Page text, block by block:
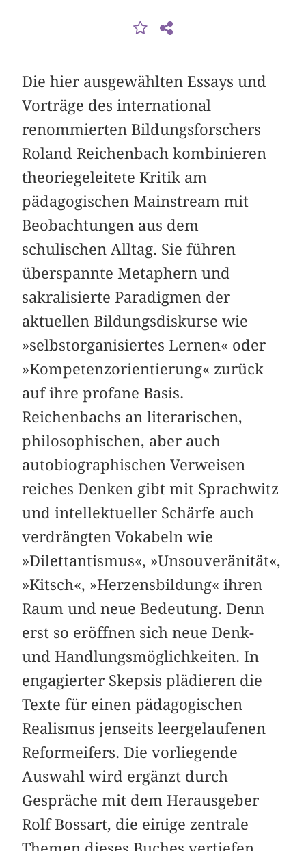
Die hier ausgewählten Essays und
Vorträge des international
renommierten Bildungs­forschers
Roland Reichenbach kombinieren
theoriegeleitete Kritik am
pädagogischen Mainstream mit
Beobachtungen aus dem
schulischen Alltag. Sie führen
überspannte Metaphern und
sakralisierte Paradigmen der
aktuellen Bildungsdiskurse wie
»selbst­organisiertes Lernen« oder
»Kompetenzorientierung« zurück
auf ihre profane Basis.
Reichenbachs an literarischen,
philosophischen, aber auch
autobiographischen Ver­weisen
reiches Denken gibt mit Sprachwitz
und intellektueller Schärfe auch
verdrängten Vokabeln wie
»Dilettantismus«, »Unsouveränität«,
»Kitsch«, »Herzensbildung« ihren
Raum und neue Bedeutung. Denn
erst so eröffnen sich neue Denk-
und Handlungsmöglichkeiten. In
engagierter Skepsis plädieren die
Texte für einen pädagogischen
Realismus jenseits leergelaufenen
Reformeifers. Die vorliegende
Auswahl wird ergänzt durch
Gespräche mit dem Herausgeber
Rolf Bossart, die einige zentrale